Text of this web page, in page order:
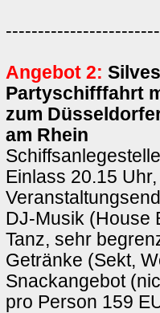
Angebot 2:
Partyschifffahrt
zum
am Rhein
Einlass 20.15
DJ-Musik (House
Tanz, sehr
Getränke (Sekt,
Snackangebot
pro Person 159